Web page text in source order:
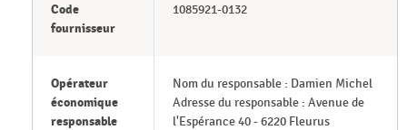
Code
fournisseur
1085921-0132
Opérateur
économique
responsable
Nom du responsable : Damien Michel
Adresse du responsable : Avenue de
l'Espérance 40 - 6220 Fleurus